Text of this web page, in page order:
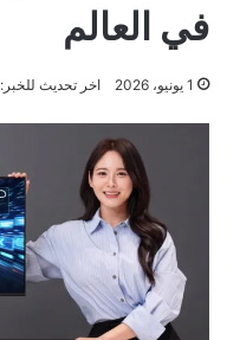
في العالم
1 يونيو، 2026 اخر تحديث للخبر: 1 يونيو، 2026